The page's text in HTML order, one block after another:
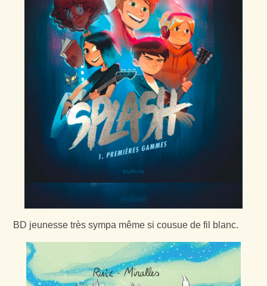
BD jeunesse très sympa même si cousue de fil blanc.